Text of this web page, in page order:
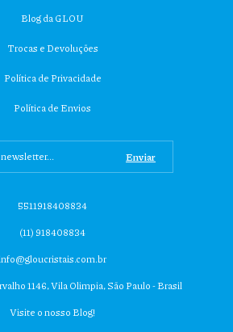
Blog da GLOU
Trocas e Devoluções
Política de Privacidade
Política de Envios
5511918408834
(11) 918408834
1146, Vila Olimpia, São Paulo - Brasil
Visite o nosso Blog!